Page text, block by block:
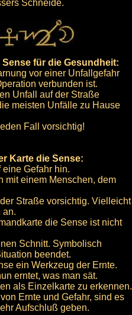
Schneide.
für die Gesundheit:
vor einer Unfallgefahr
verbunden ist.
Unfall auf der Straße
meisten Unfälle zu Hause
Fall vorsichtig!
Karte die Sense:
Gefahr hin.
mit einem Menschen, dem
Straße vorsichtig. Vielleicht
an.
die Sense ist nicht
Schnitt. Symbolisch
beendet.
ein Werkzeug der Ernte.
erntet, was man sät.
als Einzelkarte zu erkennen.
Ernte und Gefahr, sind es
Aufschluß geben.